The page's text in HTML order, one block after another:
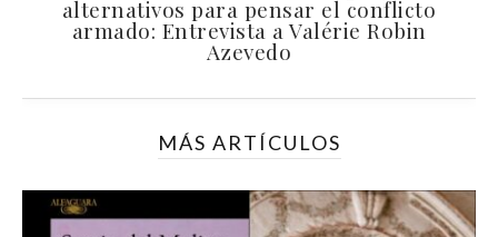
alternativos para pensar el conflicto
armado: Entrevista a Valérie Robin
Azevedo
MÁS ARTÍCULOS